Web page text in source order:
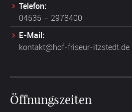
Telefon:
04535 – 2978400
E-Mail:
kontakt@hof-friseur-itzstedt.de
Öffnungszeiten